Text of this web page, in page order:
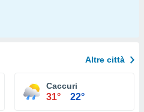
Altre città
Caccuri
31° 22°